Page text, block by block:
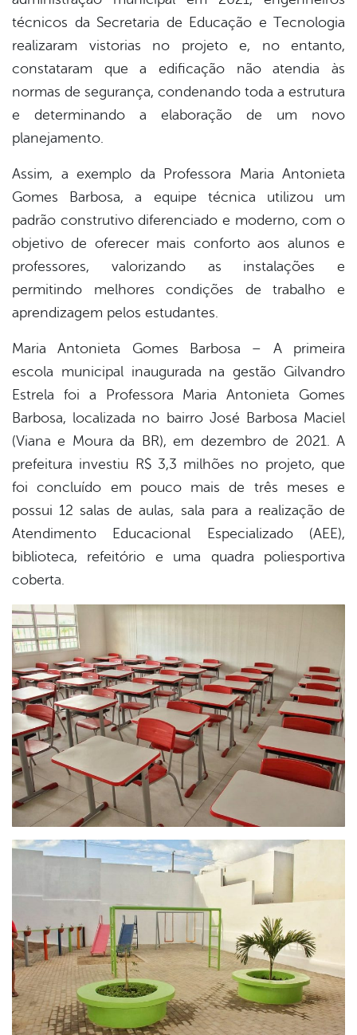
técnicos da Secretaria de Educação e Tecnologia
realizaram vistorias no projeto e, no entanto,
constataram que a edificação não atendia às
normas de segurança, condenando toda a estrutura
e determinando a elaboração de um novo
planejamento.
Assim, a exemplo da Professora Maria Antonieta
Gomes Barbosa, a equipe técnica utilizou um
padrão construtivo diferenciado e moderno, com o
objetivo de oferecer mais conforto aos alunos e
professores, valorizando as instalações e
permitindo melhores condições de trabalho e
aprendizagem pelos estudantes.
Maria Antonieta Gomes Barbosa – A primeira
escola municipal inaugurada na gestão Gilvandro
Estrela foi a Professora Maria Antonieta Gomes
Barbosa, localizada no bairro José Barbosa Maciel
(Viana e Moura da BR), em dezembro de 2021. A
prefeitura investiu R$ 3,3 milhões no projeto, que
foi concluído em pouco mais de três meses e
possui 12 salas de aulas, sala para a realização de
Atendimento Educacional Especializado (AEE),
biblioteca, refeitório e uma quadra poliesportiva
coberta.